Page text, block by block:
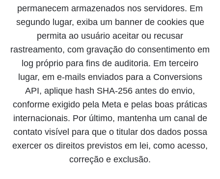
permanecem armazenados nos servidores. Em
segundo lugar, exiba um banner de cookies que
permita ao usuário aceitar ou recusar
rastreamento, com gravação do consentimento em
log próprio para fins de auditoria. Em terceiro
lugar, em e-mails enviados para a Conversions
API, aplique hash SHA-256 antes do envio,
conforme exigido pela Meta e pelas boas práticas
internacionais. Por último, mantenha um canal de
contato visível para que o titular dos dados possa
exercer os direitos previstos em lei, como acesso,
correção e exclusão.